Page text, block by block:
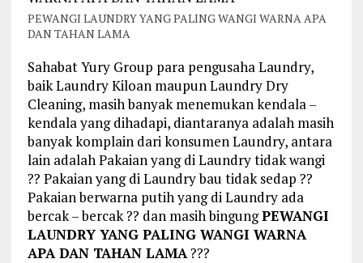
PEWANGI LAUNDRY YANG PALING WANGI WARNA APA
DAN TAHAN LAMA
Sahabat Yury Group para pengusaha Laundry,
baik Laundry Kiloan maupun Laundry Dry
Cleaning, masih banyak menemukan kendala –
kendala yang dihadapi, diantaranya adalah masih
banyak komplain dari konsumen Laundry, antara
lain adalah Pakaian yang di Laundry tidak wangi
?? Pakaian yang di Laundry bau tidak sedap ??
Pakaian berwarna putih yang di Laundry ada
bercak – bercak ?? dan masih bingungPEWANGI
LAUNDRY YANG PALING WANGI WARNA
APA DAN TAHAN LAMA???